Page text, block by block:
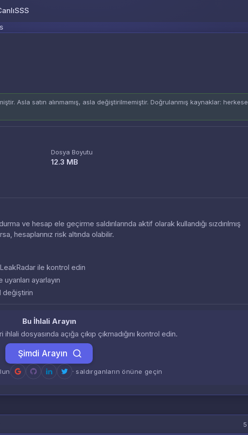
SSS
Asla satın alınmamış, asla değiştirilmemiştir. Doğrulanmış kaynaklar: herkese
Dosya Boyutu
12.3 MB
ve hesap ele geçirme saldırılarında aktif olarak kullandığı sızdırılmış
hesaplarınız risk altında olabilir.
LeakRadar ile kontrol edin
ayarlayın
değiştirin
Bu İhlali Arayın
dosyasında açığa çıkıp çıkmadığını kontrol edin.
Şimdi Arayın
· saldırganların önüne geçin
5